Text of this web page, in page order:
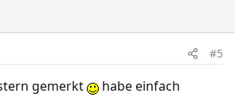
#5
gemerkt
habe einfach